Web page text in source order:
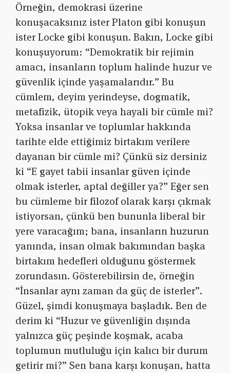
Örneğin, demokrasi üzerine
konuşacaksınız ister Platon gibi konuşun
ister Locke gibi konuşun. Bakın, Locke gibi
konuşuyorum: “Demokratik bir rejimin
amacı, insanların toplum halinde huzur ve
güvenlik içinde yaşamalarıdır.” Bu
cümlem, deyim yerindeyse, dogmatik,
metafizik, ütopik veya hayali bir cümle mi?
Yoksa insanlar ve toplumlar hakkında
tarihte elde ettiğimiz birtakım verilere
dayanan bir cümle mi? Çünkü siz dersiniz
ki “E gayet tabii insanlar güven içinde
olmak isterler, aptal değiller ya?” Eğer sen
bu cümleme bir filozof olarak karşı çıkmak
istiyorsan, çünkü ben bununla liberal bir
yere varacağım; bana, insanların huzurun
yanında, insan olmak bakımından başka
birtakım hedefleri olduğunu göstermek
zorundasın. Gösterebilirsin de, örneğin
“İnsanlar aynı zaman da güç de isterler”.
Güzel, şimdi konuşmaya başladık. Ben de
derim ki “Huzur ve güvenliğin dışında
yalnızca güç peşinde koşmak, acaba
toplumun mutluluğu için kalıcı bir durum
getirir mi?” Sen bana karşı konuşan, hatta